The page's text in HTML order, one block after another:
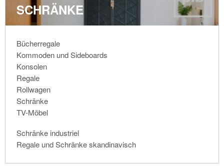
SCHRÄNKE
Bücherregale
Kommoden und Sideboards
Konsolen
Regale
Rollwagen
Schränke
TV-Möbel
Schränke industriel
Regale und Schränke skandinavisch